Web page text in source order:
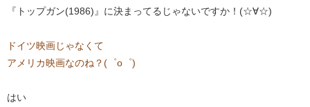
『トップガン(1986)』に決まってるじゃないですか！(☆∀☆)
ドイツ映画じゃなくて
アメリカ映画なのね？(゜o゜)
はい